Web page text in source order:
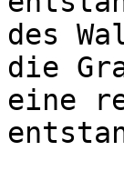
des
die
eine